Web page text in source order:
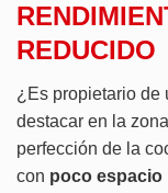
REDUCIDO
¿Es propietario de
destacar en la
perfección de la
con poco espacio